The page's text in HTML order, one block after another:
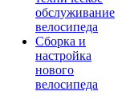
обслуживание
велосипеда
Сборка и
настройка
нового
велосипеда